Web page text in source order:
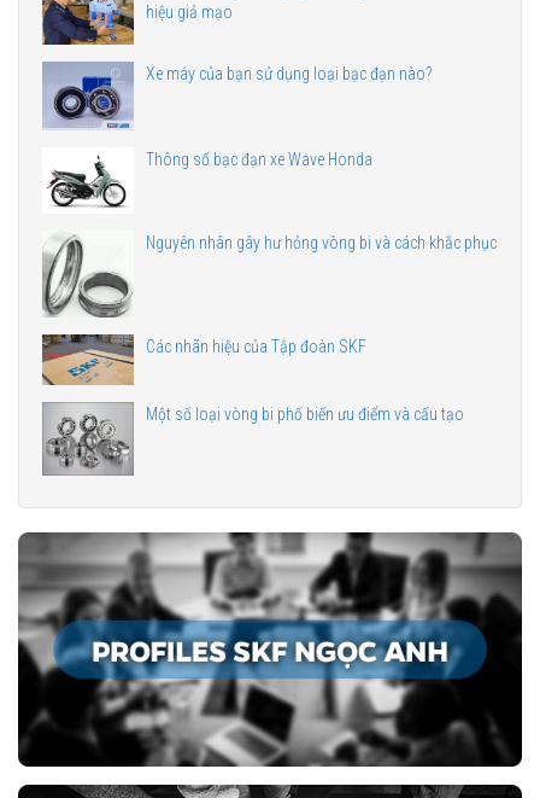
hiệu giả mạo
Xe máy của bạn sử dụng loại bạc đạn nào?
Thông số bạc đạn xe Wave Honda
Nguyên nhân gây hư hỏng vòng bi và cách khắc phục
Các nhãn hiệu của Tập đoàn SKF
Một số loại vòng bi phố biến ưu điểm và cấu tạo